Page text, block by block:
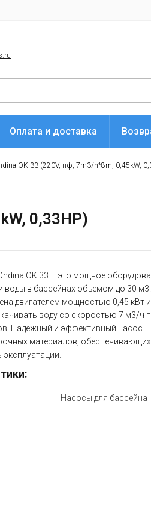
Оплата и доставка
OK 33 (220V, пф, 7m3/h*8m, 0,45kW,
0,33HP)
OK 33 – это мощное
воды в бассейнах объемом до 30 м3.
двигателем мощностью 0,45 кВт и
воду со скоростью 7 м3/ч
Надежный и эффективный насос
материалов, обеспечивающих
Насосы для бассейна